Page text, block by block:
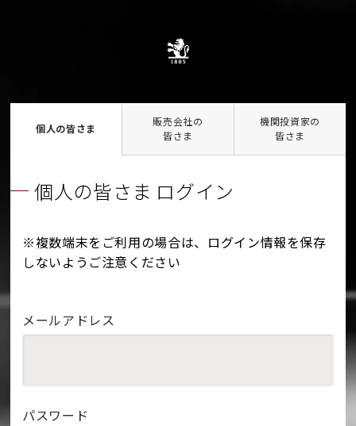
個人の皆さま
販売会社の
皆さま
機関投資家の
皆さま
個人の皆さま ログイン
※複数端末をご利用の場合は、ログイン情報を保存
しないようご注意ください
メールアドレス
パスワード